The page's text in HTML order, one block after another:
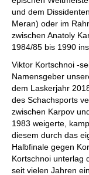
und dem
Meran) oder im
zwischen Anatoly
1984/85 bis 1990
Viktor Kortschnoi -
Namensgeber
dem Laskerjahr
des Schachsports
zwischen Karpov
1983 weigerte,
diesem durch das
Halbfinale gegen
Kortschnoi unterlag
seit vielen Jahren